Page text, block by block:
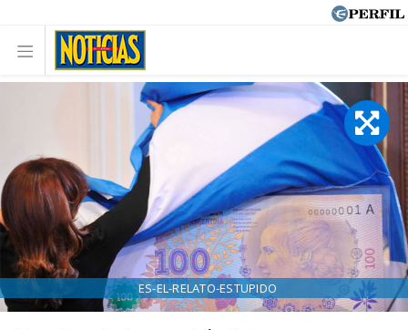
ES-EL-RELATO-ESTUPIDO